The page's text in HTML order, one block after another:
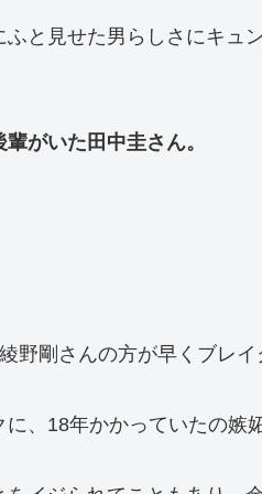
と見せた男らしさにキュ
がいた田中圭さん。
剛さんの方が早くブレ
、18年かかっていたの嫉